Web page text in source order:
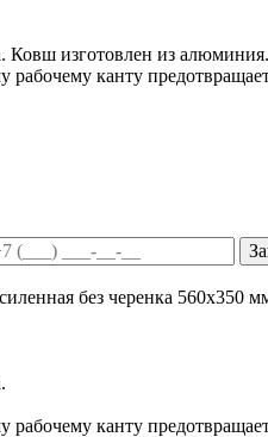
Ковш изготовлен из алюминия.
рабочему канту
без черенка 560х350
рабочему канту